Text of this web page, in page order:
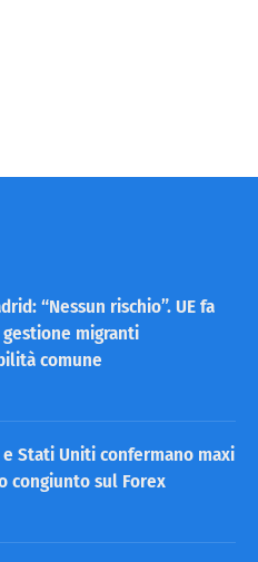
“Nessun rischio”. UE fa
migranti
comune
Stati Uniti confermano maxi
congiunto sul Forex